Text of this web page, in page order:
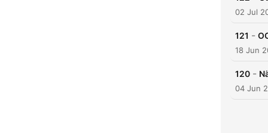
02 Jul
121 -
18 Jun
120 -
04 Jun